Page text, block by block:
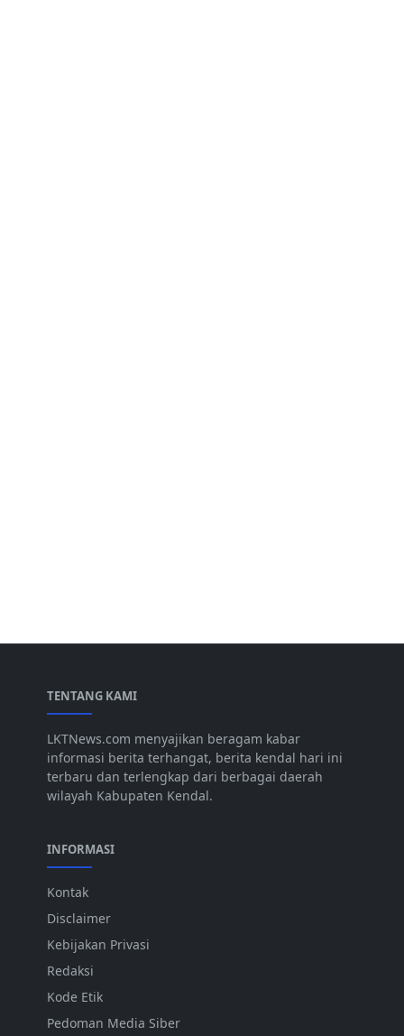
TENTANG KAMI
LKTNews.com menyajikan beragam kabar
informasi berita terhangat, berita kendal hari ini
terbaru dan terlengkap dari berbagai daerah
wilayah Kabupaten Kendal.
INFORMASI
Kontak
Disclaimer
Kebijakan Privasi
Redaksi
Kode Etik
Pedoman Media Siber